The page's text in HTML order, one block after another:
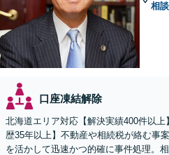
相
口座凍結解除
北海道エリア対応【解決実績400件以
歴35年以上】不動産や相続税が絡む事
を活かして迅速かつ的確に事件処理。